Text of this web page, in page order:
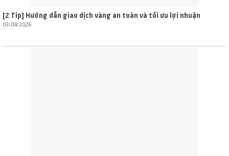
[2 Tip] Hướng dẫn giao dịch vàng an toàn và tối ưu lợi nhuận
03/08/2026